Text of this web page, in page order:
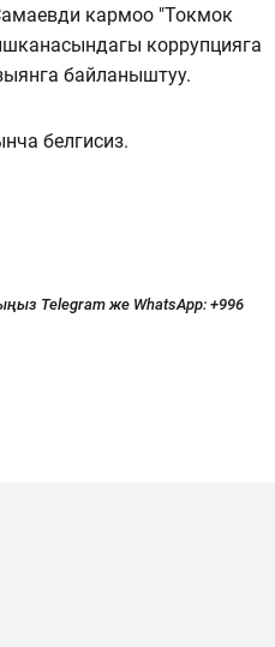
кармоо "Токмок
коррупцияга
байланыштуу.
белгисиз.
Telegram же WhatsApp: +996